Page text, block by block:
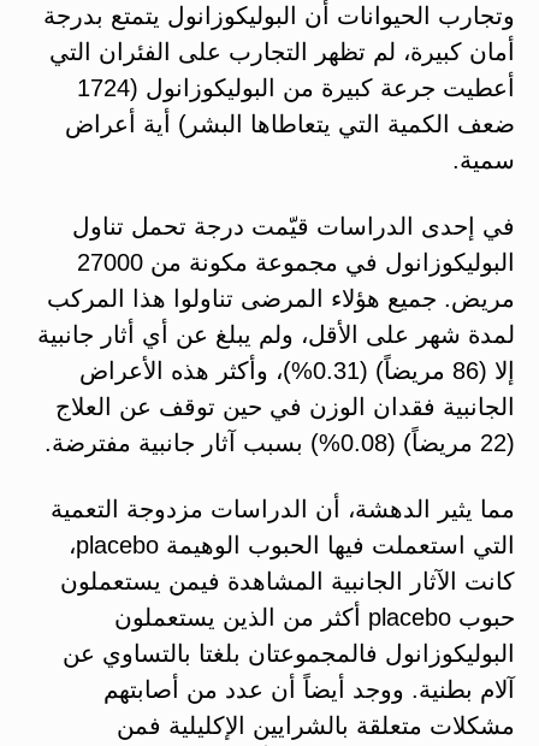
وتجارب الحيوانات أن البوليكوزانول يتمتع بدرجة
أمان كبيرة، لم تظهر التجارب على الفئران التي
أعطيت جرعة كبيرة من البوليكوزانول (1724
ضعف الكمية التي يتعاطاها البشر) أية أعراض
سمية.
في إحدى الدراسات قيّمت درجة تحمل تناول
البوليكوزانول في مجموعة مكونة من 27000
مريض. جميع هؤلاء المرضى تناولوا هذا المركب
لمدة شهر على الأقل، ولم يبلغ عن أي أثار جانبية
إلا (86 مريضاً) (0.31%)، وأكثر هذه الأعراض
الجانبية فقدان الوزن في حين توقف عن العلاج
(22 مريضاً) (0.08%) بسبب آثار جانبية مفترضة.
مما يثير الدهشة، أن الدراسات مزدوجة التعمية
التي استعملت فيها الحبوب الوهيمة placebo،
كانت الآثار الجانبية المشاهدة فيمن يستعملون
حبوب placebo أكثر من الذين يستعملون
البوليكوزانول فالمجموعتان بلغتا بالتساوي عن
آلام بطنية. ووجد أيضاً أن عدد من أصابتهم
مشكلات متعلقة بالشرايين الإكليلية فمن